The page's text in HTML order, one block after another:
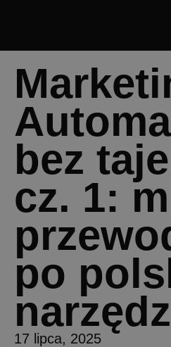
bez
cz. 1:
po
17 lipca, 2025